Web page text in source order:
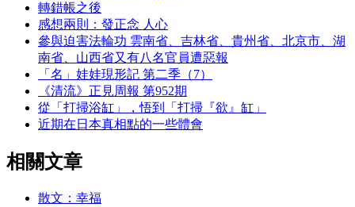
轉錯帳之後
感想兩則：發正念 人心
參與迫害法輪功 雲南省、吉林省、貴州省、北京市、湖
南省、山西省又有八名官員遭惡報
「名」娃娃現形記 第二季（7）
《清流》正見周報 第952期
從「打掃浴缸」，悟到「打掃『欲』缸」
近期在日本真相點的一些體會
相關文章
散文：幸福